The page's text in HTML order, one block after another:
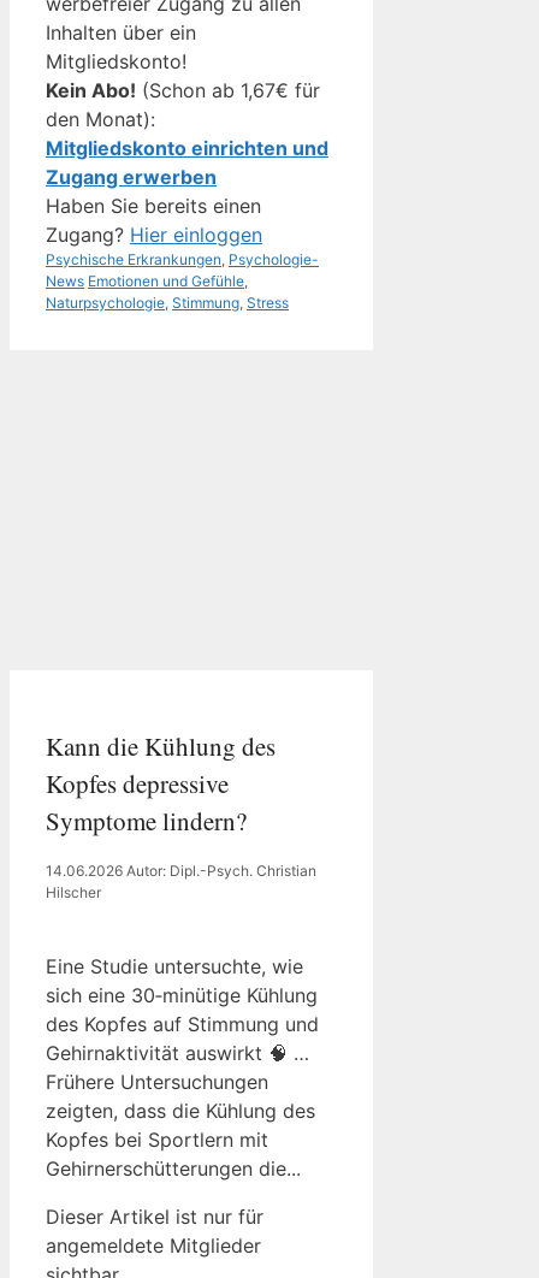
Inhalten über ein
Mitgliedskonto!
Kein Abo! (Schon ab 1,67€ für
den Monat):
Mitgliedskonto einrichten und
Zugang erwerben
Haben Sie bereits einen
Zugang? Hier einloggen
Kategorien
Psychische Erkrankungen, Psychologie-
News Schlagwörter
Emotionen und Gefühle,
Naturpsychologie, Stimmung, Stress
Kann die Kühlung des
Kopfes depressive
Symptome lindern?
14.06.2026 Autor: Dipl.-Psych. Christian
Hilscher
Eine Studie untersuchte, wie
sich eine 30‑minütige Kühlung
des Kopfes auf Stimmung und
Gehirnaktivität auswirkt 🧠 …
Frühere Untersuchungen
zeigten, dass die Kühlung des
Kopfes bei Sportlern mit
Gehirnerschütterungen die...
Dieser Artikel ist nur für
angemeldete Mitglieder